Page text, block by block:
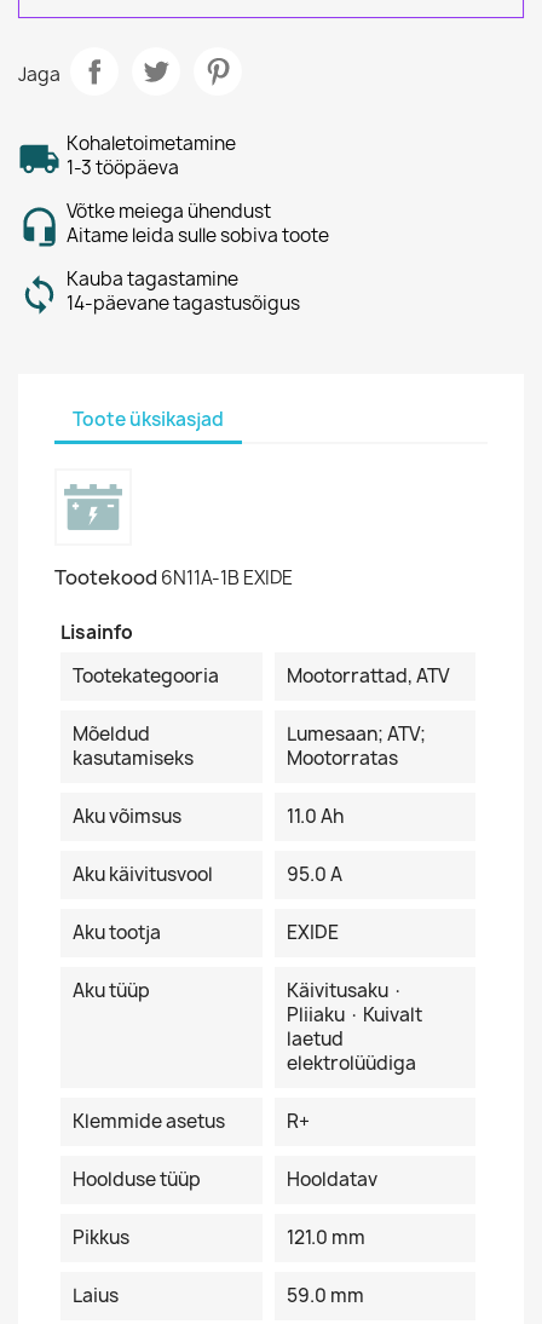
Jaga
Kohaletoimetamine
1-3 tööpäeva
Võtke meiega ühendust
Aitame leida sulle sobiva toote
Kauba tagastamine
14-päevane tagastusõigus
Toote üksikasjad
Tootekood 6N11A-1B EXIDE
Lisainfo
Tootekategooria
Mootorrattad, ATV
Mõeldud
kasutamiseks
Lumesaan; ATV;
Mootorratas
Aku võimsus 11.0 Ah
Aku käivitusvool 95.0 A
Aku tootja EXIDE
Aku tüüp
Käivitusaku ·
Pliiaku · Kuivalt
laetud
elektrolüüdiga
Klemmide asetus R+
Hoolduse tüüp Hooldatav
Pikkus 121.0 mm
Laius 59.0 mm